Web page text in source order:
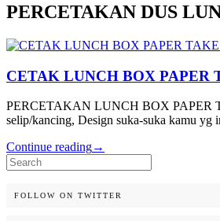
PERCETAKAN DUS
CETAK LUNCH BOX PAPER
PERCETAKAN LUNCH BOX PAPER
selip/kancing, Design suka-suka kamu
Continue reading→
Search
for:
FOLLOW ON TWITTER